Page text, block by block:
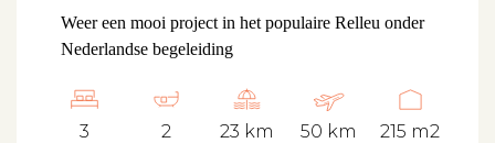
Weer een mooi project in het populaire Relleu onder
Nederlandse begeleiding
3 2 23 km 50 km 215 m2